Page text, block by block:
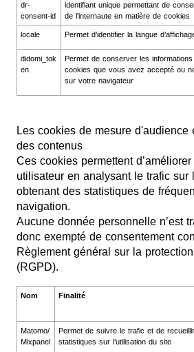
dr-
consent-id
identifiant unique permettant de
de l'internaute en matière de cookies
locale Permet d’identifier la langue
didomi_tok
en
Permet de conserver les
cookies que vous avez accepté ou
sur votre navigateur
Les cookies de mesure d'audience
des contenus
Ces cookies permettent d’améliorer
utilisateur en analysant le trafic sur
obtenant des statistiques de
navigation.
Aucune donnée personnelle n’est
donc exempté de consentement
Règlement général sur la
(RGPD).
Nom Finalité
Matomo/
Mixpanel
Permet de suivre le trafic et de
statistiques sur l’utilisation du site